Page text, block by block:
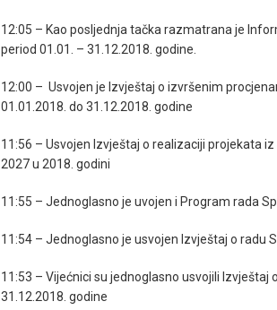
12:05 – Kao posljednja tačka razmatrana je
period 01.01. – 31.12.2018. godine.
12:00 – Usvojen je Izvještaj o izvršenim
01.01.2018. do 31.12.2018. godine
11:56 – Usvojen Izvještaj o realizaciji projekata
2027 u 2018. godini
11:55 – Jednoglasno je uvojen i Program rada
11:54 – Jednoglasno je usvojen Izvještaj o radu
11:53 – Vijećnici su jednoglasno usvojili Izvještaj
31.12.2018. godine